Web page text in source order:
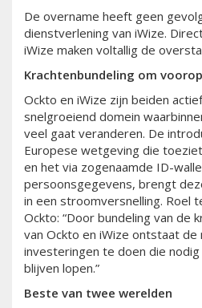
De overname heeft geen
dienstverlening van iWize.
iWize maken voltallig de
Krachtenbundeling om
Ockto en iWize zijn beiden
snelgroeiend domein
veel gaat veranderen. De
Europese wetgeving die
en het via zogenaamde ID-
persoonsgegevens, brengt
in een stroomversnelling. Roel
Ockto: “Door bundeling van de
van Ockto en iWize ontstaat de
investeringen te doen die
blijven lopen.”
Beste van twee werelden